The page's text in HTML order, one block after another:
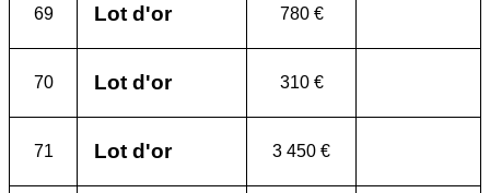
69 Lot d'or 780 €
70 Lot d'or 310 €
71 Lot d'or 3 450 €